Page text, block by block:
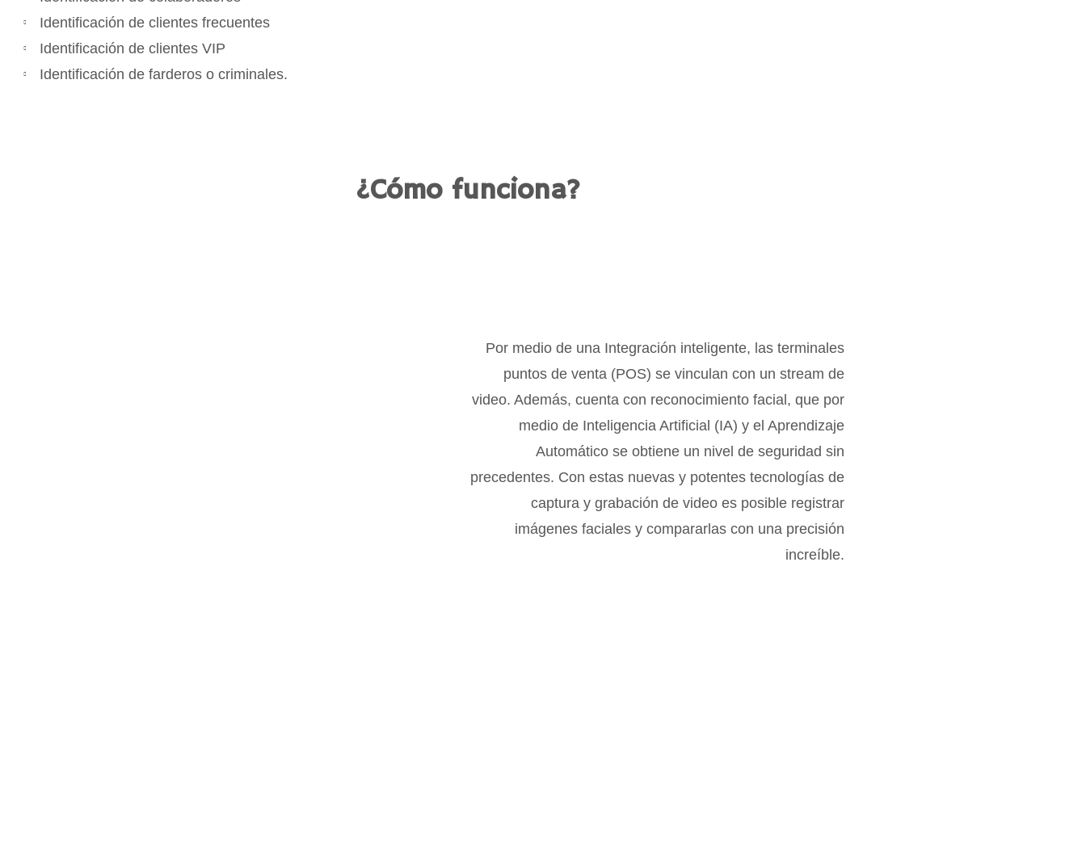
Identificación de clientes frecuentes
Identificación de clientes VIP
Identificación de farderos o criminales.
¿Cómo funciona?
Por medio de una Integración inteligente, las terminales
puntos de venta (POS) se vinculan con un stream de
video. Además, cuenta con reconocimiento facial, que por
medio de Inteligencia Artificial (IA) y el Aprendizaje
Automático se obtiene un nivel de seguridad sin
precedentes. Con estas nuevas y potentes tecnologías de
captura y grabación de video es posible registrar
imágenes faciales y compararlas con una precisión
increíble.